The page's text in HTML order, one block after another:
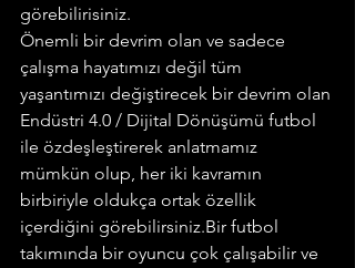
görebilirisiniz.
Önemli bir devrim olan ve sadece
çalışma hayatımızı değil tüm
yaşantımızı değiştirecek bir devrim olan
Endüstri 4.0 / Dijital Dönüşümü futbol
ile özdeşleştirerek anlatmamız
mümkün olup, her iki kavramın
birbiriyle oldukça ortak özellik
içerdiğini görebilirsiniz.Bir futbol
takımında bir oyuncu çok çalışabilir ve